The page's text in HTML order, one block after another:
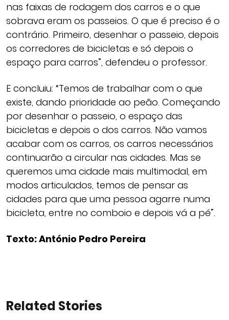
nas faixas de rodagem dos carros e o que
sobrava eram os passeios. O que é preciso é o
contrário. Primeiro, desenhar o passeio, depois
os corredores de bicicletas e só depois o
espaço para carros”, defendeu o professor.
E concluiu: “Temos de trabalhar com o que
existe, dando prioridade ao peão. Começando
por desenhar o passeio, o espaço das
bicicletas e depois o dos carros. Não vamos
acabar com os carros, os carros necessários
continuarão a circular nas cidades. Mas se
queremos uma cidade mais multimodal, em
modos articulados, temos de pensar as
cidades para que uma pessoa agarre numa
bicicleta, entre no comboio e depois vá a pé”.
Texto: António Pedro Pereira
Related Stories